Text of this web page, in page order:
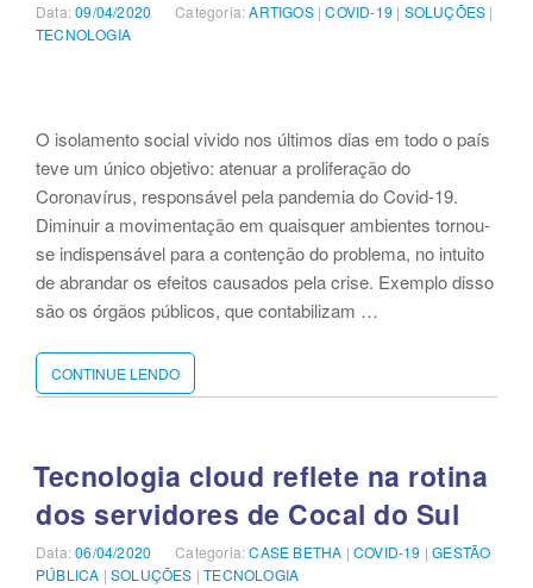
SANTA
Data:Publicado
em
09/04/2020 Categoria:Categorias
ARTIGOS|COVID-19 | SOLUÇÕES |
TECNOLOGIA
O isolamento social vivido nos últimos dias em todo o país
teve um único objetivo: atenuar a proliferação do
Coronavírus, responsável pela pandemia do Covid-19.
Diminuir a movimentação em quaisquer ambientes tornou-
se indispensável para a contenção do problema, no intuito
de abrandar os efeitos causados pela crise. Exemplo disso
são os órgãos públicos, que contabilizam …
CONTINUE LENDO
‌DIGITAIS‌
‌CONTAMINAÇÃO‌
‌EM‌
‌ÉPOCA‌
‌DE‌
‌COVID-
Tecnologia cloud reflete na rotina
dos servidores de Cocal do Sul
Data:Publicado
em
06/04/2020 Categoria:Categorias
CASE BETHA |COVID-19 |GESTÃO
PÚBLICA |SOLUÇÕES |TECNOLOGIA